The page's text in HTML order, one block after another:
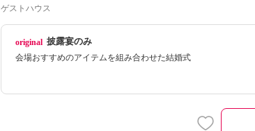
ゲストハウス
披露宴のみ
会場おすすめのアイテムを組み合わせた結婚式